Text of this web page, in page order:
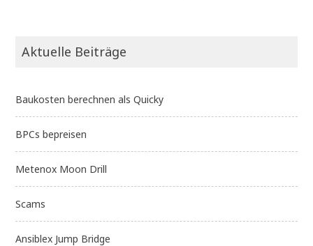
Aktuelle Beiträge
Baukosten berechnen als Quicky
BPCs bepreisen
Metenox Moon Drill
Scams
Ansiblex Jump Bridge